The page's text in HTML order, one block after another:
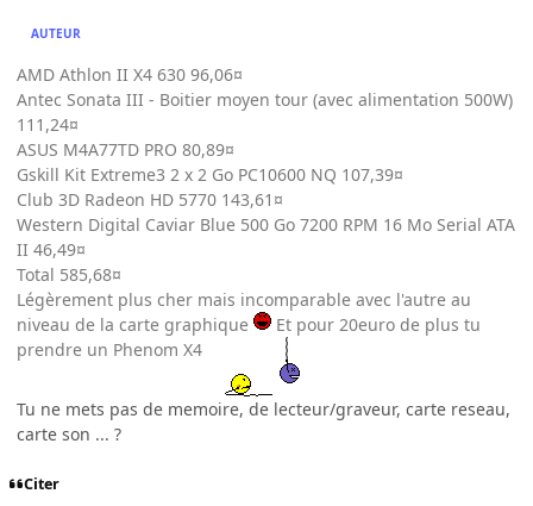
AUTEUR
AMD Athlon II X4 630 96,06¤
Antec Sonata III - Boitier moyen tour (avec alimentation 500W)
111,24¤
ASUS M4A77TD PRO 80,89¤
Gskill Kit Extreme3 2 x 2 Go PC10600 NQ 107,39¤
Club 3D Radeon HD 5770 143,61¤
Western Digital Caviar Blue 500 Go 7200 RPM 16 Mo Serial ATA
II 46,49¤
Total 585,68¤
Légèrement plus cher mais incomparable avec l'autre au
niveau de la carte graphique
Et pour 20euro de plus tu
prendre un Phenom X4
Tu ne mets pas de memoire, de lecteur/graveur, carte reseau,
carte son ... ?
Citer